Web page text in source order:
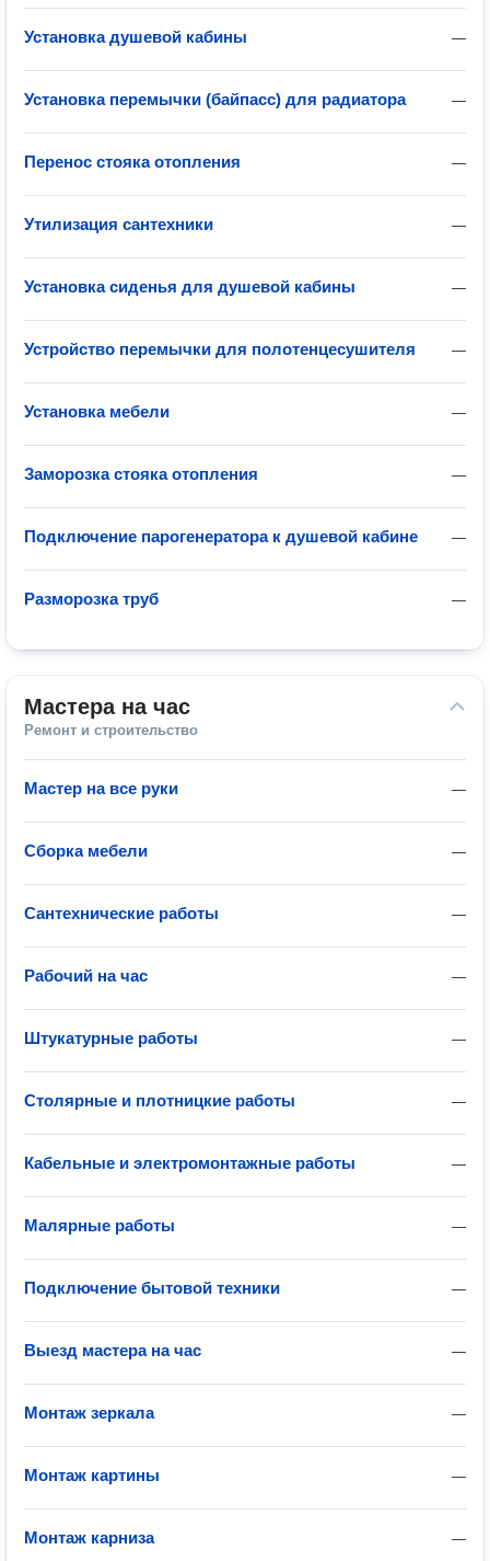
—
Установка душевой кабины
—
Установка перемычки (байпасс) для радиатора
—
Перенос стояка отопления
—
Утилизация сантехники
—
Установка сиденья для душевой кабины
—
Устройство перемычки для полотенцесушителя
—
Установка мебели
—
Заморозка стояка отопления
—
Подключение парогенератора к душевой кабине
—
Разморозка труб
Мастера на час
Ремонт и строительство
—
Мастер на все руки
—
Сборка мебели
—
Сантехнические работы
—
Рабочий на час
—
Штукатурные работы
—
Столярные и плотницкие работы
—
Кабельные и электромонтажные работы
—
Малярные работы
—
Подключение бытовой техники
—
Выезд мастера на час
—
Монтаж зеркала
—
Монтаж картины
—
Монтаж карниза